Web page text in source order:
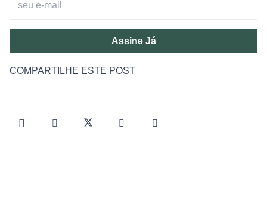
Assine Já
COMPARTILHE ESTE POST